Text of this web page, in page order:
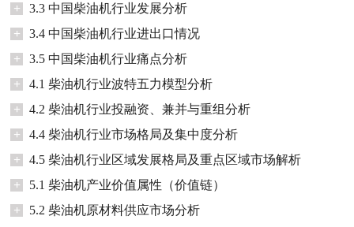
+
3.3 中国柴油机行业发展分析
+
3.4 中国柴油机行业进出口情况
+
3.5 中国柴油机行业痛点分析
+
4.1 柴油机行业波特五力模型分析
+
4.2 柴油机行业投融资、兼并与重组分析
+
4.4 柴油机行业市场格局及集中度分析
+
4.5 柴油机行业区域发展格局及重点区域市场解析
+
5.1 柴油机产业价值属性（价值链）
+
5.2 柴油机原材料供应市场分析